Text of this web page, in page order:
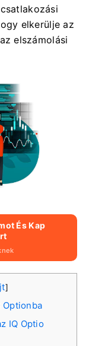
elkerülje az
elszámolási
És Kap
]
Optionba
IQ Optio